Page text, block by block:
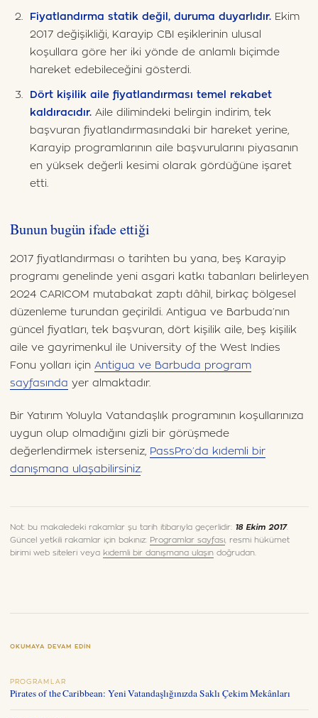
Fiyatlandırma statik değil, duruma duyarlıdır. Ekim
2017 değişikliği, Karayip CBI eşiklerinin ulusal
koşullara göre her iki yönde de anlamlı biçimde
hareket edebileceğini gösterdi.
Dört kişilik aile fiyatlandırması temel rekabet
kaldıracıdır. Aile dilimindeki belirgin indirim, tek
başvuran fiyatlandırmasındaki bir hareket yerine,
Karayip programlarının aile başvurularını piyasanın
en yüksek değerli kesimi olarak gördüğüne işaret
etti.
Bunun bugün ifade ettiği
2017 fiyatlandırması o tarihten bu yana, beş Karayip
programı genelinde yeni asgari katkı tabanları belirleyen
2024 CARICOM mutabakat zaptı dâhil, birkaç bölgesel
düzenleme turundan geçirildi. Antigua ve Barbuda’nın
güncel fiyatları, tek başvuran, dört kişilik aile, beş kişilik
aile ve gayrimenkul ile University of the West Indies
Fonu yolları için Antigua ve Barbuda program
sayfasında yer almaktadır.
Bir Yatırım Yoluyla Vatandaşlık programının koşullarınıza
uygun olup olmadığını gizli bir görüşmede
değerlendirmek isterseniz, PassPro’da kıdemli bir
danışmana ulaşabilirsiniz.
Not: bu makaledeki rakamlar şu tarih itibarıyla geçerlidir: 18 Ekim 2017.
Güncel yetkili rakamlar için bakınız: Programlar sayfası, resmi hükümet
birimi web siteleri veya kıdemli bir danışmana ulaşındoğrudan.
OKUMAYA DEVAM EDIN
PROGRAMLAR
Pirates of the Caribbean: Yeni Vatandaşlığınızda Saklı Çekim Mekânları